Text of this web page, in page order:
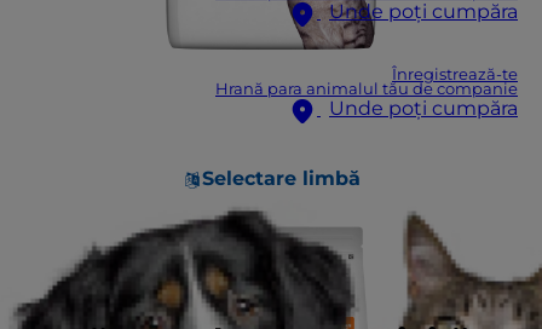
Unde poți cumpăra
Înregistrează-te
Hrană para animalul tău de companie
Unde poți cumpăra
Selectare limbă